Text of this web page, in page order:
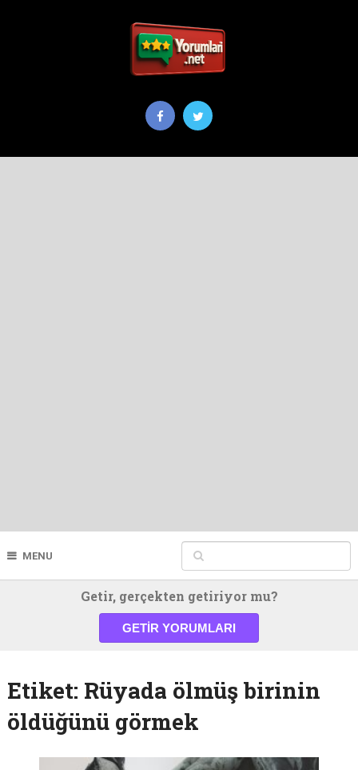
MENU
Getir, gerçekten getiriyor mu?
GETIR YORUMLARI
Etiket: Rüyada ölmüş birinin
öldüğünü görmek